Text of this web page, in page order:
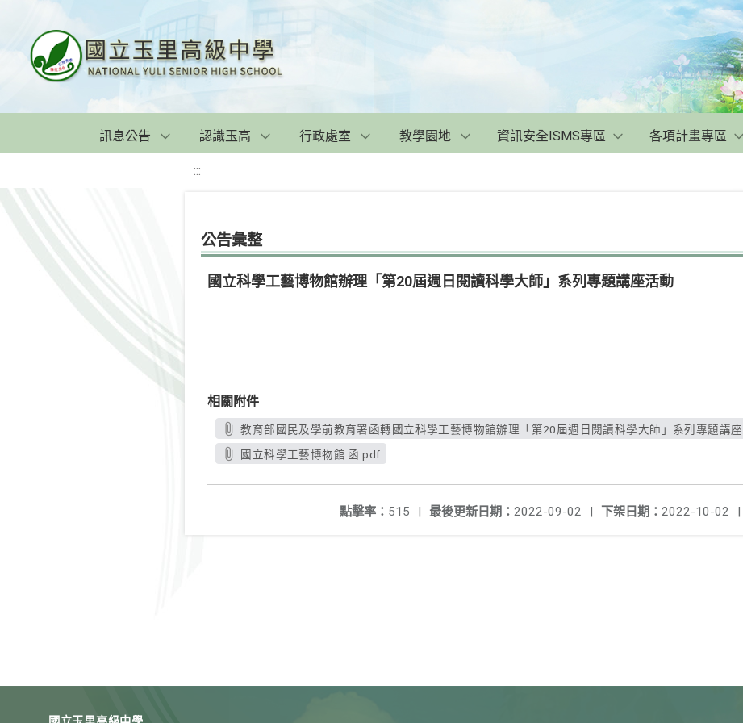
訊息公告 認識玉高 行政處室 教學園地 資訊安全ISMS專區 各項計畫專區
:::
公告彙整
國立科學工藝博物館辦理「第20屆週日閱讀科學大師」系列專題講座活動
相關附件
教育部國民及學前教育署函轉國立科學工藝博物館辦理「第20屆週日閱讀科學大師」系列專題講
國立科學工藝博物館 函.pdf
下架日期： 2022-10-02 |
最後更新日期： 2022-09-02 |
點擊率： 515 |